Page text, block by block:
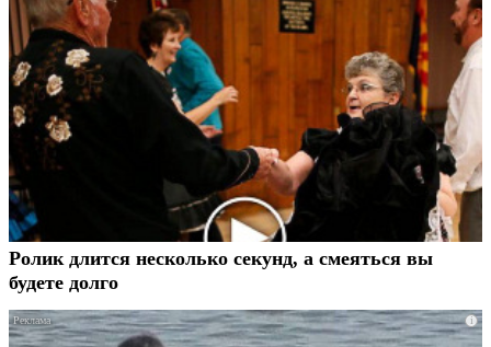
Ролик длится несколько секунд, а смеяться вы
будете долго
i